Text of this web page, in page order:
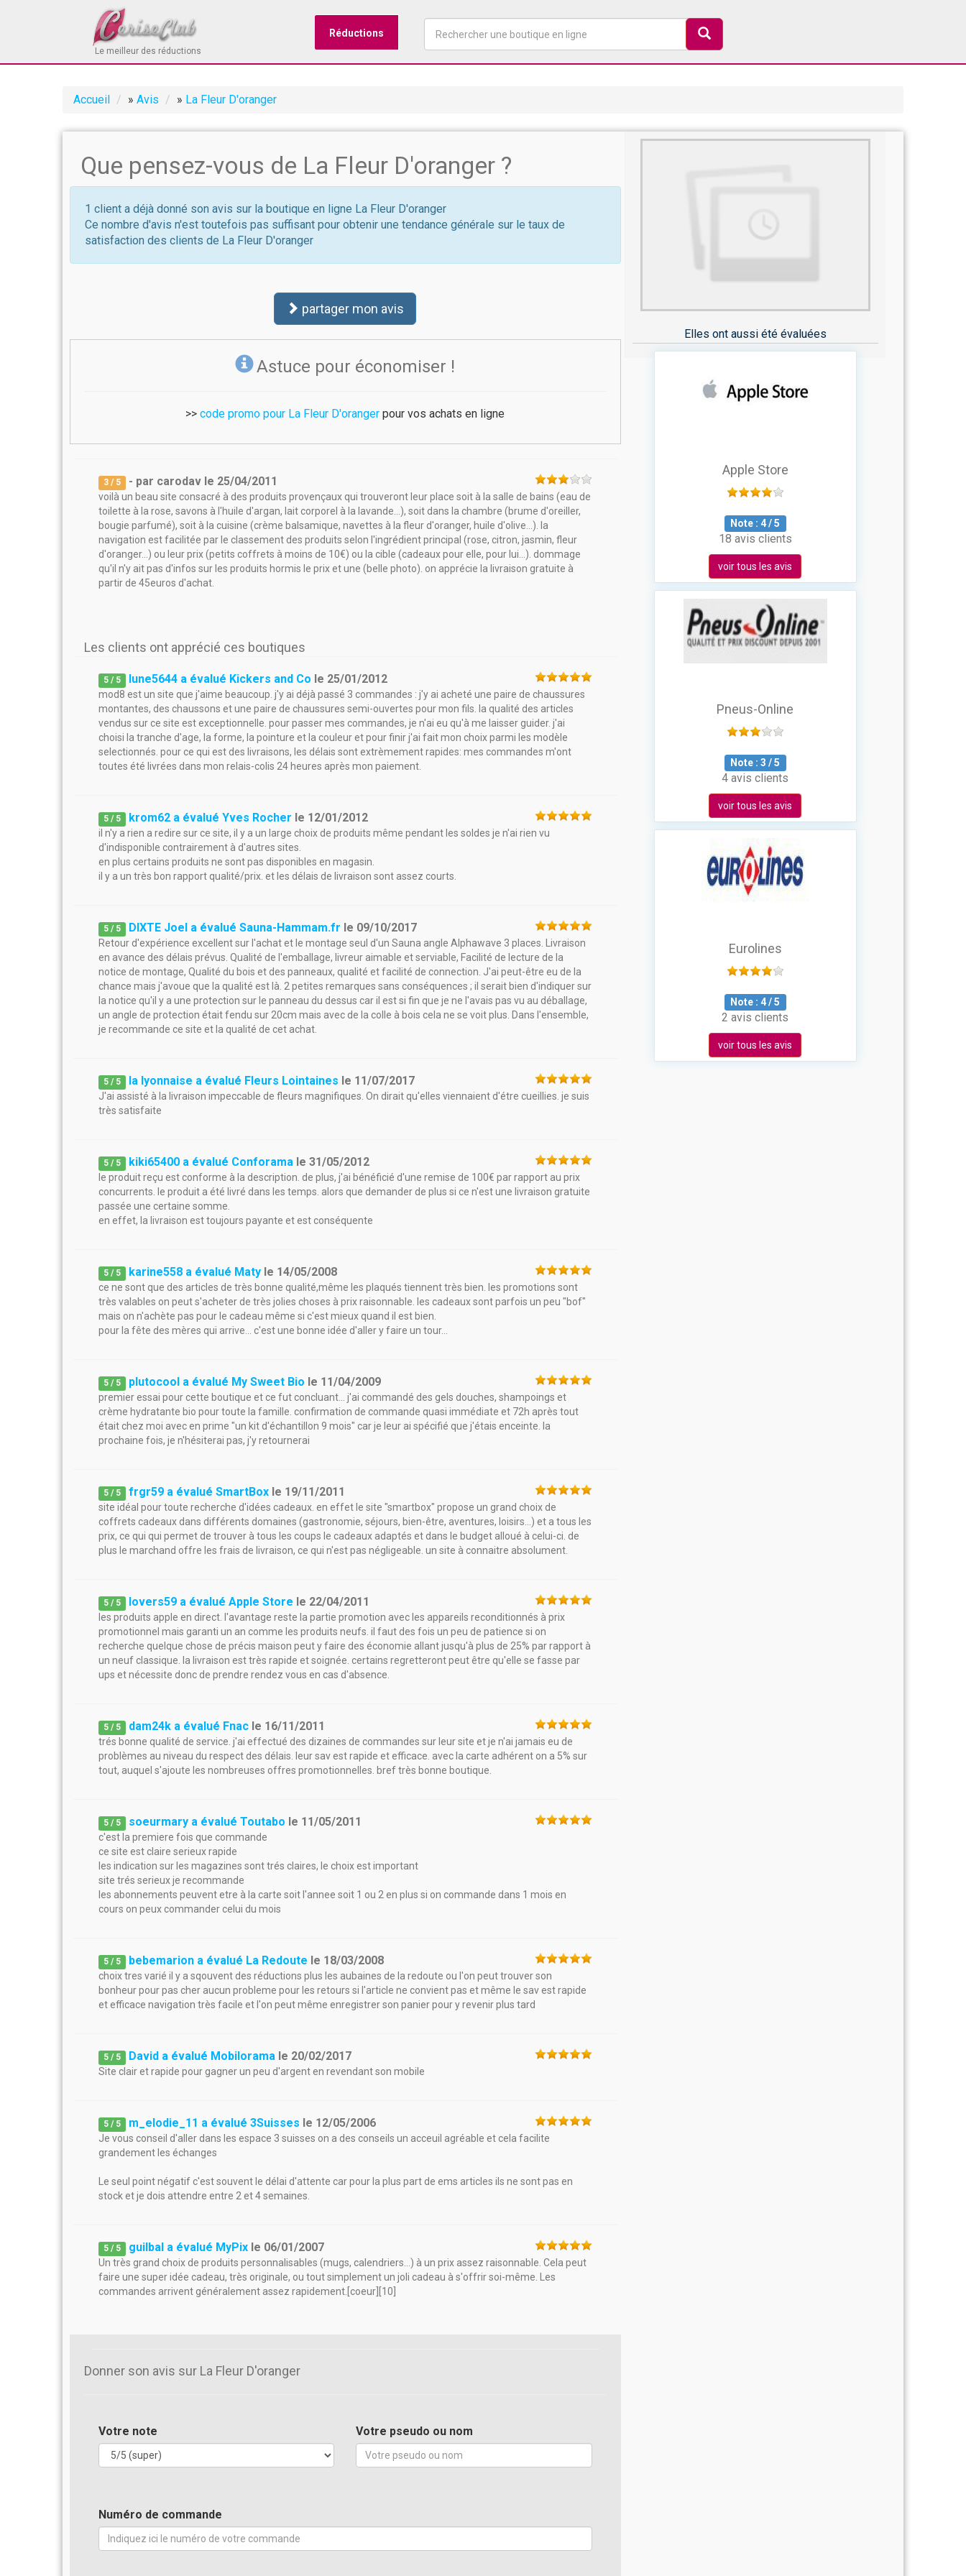
Le meilleur des réductions
Réductions
Accueil » Avis » La Fleur D'oranger
Que pensez-vous de La Fleur D'oranger ?
1 client a déjà donné son avis sur la boutique en ligne La Fleur D'oranger
Ce nombre d'avis n'est toutefois pas suffisant pour obtenir une tendance générale sur le taux de
satisfaction des clients de La Fleur D'oranger
partager mon avis
Astuce pour économiser !
>>code promo pour La Fleur D'oranger pour vos achats en ligne
3 / 5 - par carodav le 25/04/2011
voilà un beau site consacré à des produits provençaux qui trouveront leur place soit à la salle de bains (eau de
toilette à la rose, savons à l'huile d'argan, lait corporel à la lavande...), soit dans la chambre (brume d'oreiller,
bougie parfumé), soit à la cuisine (crème balsamique, navettes à la fleur d'oranger, huile d'olive...). la
navigation est facilitée par le classement des produits selon l'ingrédient principal (rose, citron, jasmin, fleur
d'oranger...) ou leur prix (petits coffrets à moins de 10€) ou la cible (cadeaux pour elle, pour lui...). dommage
qu'il n'y ait pas d'infos sur les produits hormis le prix et une (belle photo). on apprécie la livraison gratuite à
partir de 45euros d'achat.
Les clients ont apprécié ces boutiques
5 / 5 lune5644 a évalué Kickers and Co le 25/01/2012
mod8 est un site que j'aime beaucoup. j'y ai déjà passé 3 commandes : j'y ai acheté une paire de chaussures
montantes, des chaussons et une paire de chaussures semi-ouvertes pour mon fils. la qualité des articles
vendus sur ce site est exceptionnelle. pour passer mes commandes, je n'ai eu qu'à me laisser guider. j'ai
choisi la tranche d'age, la forme, la pointure et la couleur et pour finir j'ai fait mon choix parmi les modèle
selectionnés. pour ce qui est des livraisons, les délais sont extrèmement rapides: mes commandes m'ont
toutes été livrées dans mon relais-colis 24 heures après mon paiement.
5 / 5 krom62 a évalué Yves Rocher le 12/01/2012
il n'y a rien a redire sur ce site, il y a un large choix de produits même pendant les soldes je n'ai rien vu
d'indisponible contrairement à d'autres sites.
en plus certains produits ne sont pas disponibles en magasin.
il y a un très bon rapport qualité/prix. et les délais de livraison sont assez courts.
5 / 5 DIXTE Joel a évalué Sauna-Hammam.fr le 09/10/2017
Retour d'expérience excellent sur l'achat et le montage seul d'un Sauna angle Alphawave 3 places. Livraison
en avance des délais prévus. Qualité de l'emballage, livreur aimable et serviable, Facilité de lecture de la
notice de montage, Qualité du bois et des panneaux, qualité et facilité de connection. J'ai peut-être eu de la
chance mais j'avoue que la qualité est là. 2 petites remarques sans conséquences ; il serait bien d'indiquer sur
la notice qu'il y a une protection sur le panneau du dessus car il est si fin que je ne l'avais pas vu au déballage,
un angle de protection était fendu sur 20cm mais avec de la colle à bois cela ne se voit plus. Dans l'ensemble,
je recommande ce site et la qualité de cet achat.
5 / 5 la lyonnaise a évalué Fleurs Lointaines le 11/07/2017
J'ai assisté à la livraison impeccable de fleurs magnifiques. On dirait qu'elles viennaient d'étre cueillies. je suis
très satisfaite
5 / 5 kiki65400 a évalué Conforama le31/05/2012
le produit reçu est conforme à la description. de plus, j'ai bénéficié d'une remise de 100€ par rapport au prix
concurrents. le produit a été livré dans les temps. alors que demander de plus si ce n'est une livraison gratuite
passée une certaine somme.
en effet, la livraison est toujours payante et est conséquente
5 / 5 karine558 a évalué Maty le 14/05/2008
ce ne sont que des articles de très bonne qualité,même les plaqués tiennent très bien. les promotions sont
très valables on peut s'acheter de très jolies choses à prix raisonnable. les cadeaux sont parfois un peu "bof"
mais on n'achète pas pour le cadeau même si c'est mieux quand il est bien.
pour la fête des mères qui arrive... c'est une bonne idée d'aller y faire un tour...
5 / 5 plutocool a évalué My Sweet Bio le 11/04/2009
premier essai pour cette boutique et ce fut concluant... j'ai commandé des gels douches, shampoings et
crème hydratante bio pour toute la famille. confirmation de commande quasi immédiate et 72h après tout
était chez moi avec en prime "un kit d'échantillon 9 mois" car je leur ai spécifié que j'étais enceinte. la
prochaine fois, je n'hésiterai pas, j'y retournerai
5 / 5 frgr59 a évalué SmartBox le 19/11/2011
site idéal pour toute recherche d'idées cadeaux. en effet le site "smartbox" propose un grand choix de
coffrets cadeaux dans différents domaines (gastronomie, séjours, bien-être, aventures, loisirs...) et a tous les
prix, ce qui qui permet de trouver à tous les coups le cadeaux adaptés et dans le budget alloué à celui-ci. de
plus le marchand offre les frais de livraison, ce qui n'est pas négligeable. un site à connaitre absolument.
5 / 5 lovers59 a évalué Apple Store le 22/04/2011
les produits apple en direct. l'avantage reste la partie promotion avec les appareils reconditionnés à prix
promotionnel mais garanti un an comme les produits neufs. il faut des fois un peu de patience si on
recherche quelque chose de précis maison peut y faire des économie allant jusqu'à plus de 25% par rapport à
un neuf classique. la livraison est très rapide et soignée. certains regretteront peut être qu'elle se fasse par
ups et nécessite donc de prendre rendez vous en cas d'absence.
5 / 5 dam24k a évalué Fnac le 16/11/2011
trés bonne qualité de service. j'ai effectué des dizaines de commandes sur leur site et je n'ai jamais eu de
problèmes au niveau du respect des délais. leur sav est rapide et efficace. avec la carte adhérent on a 5% sur
tout, auquel s'ajoute les nombreuses offres promotionnelles. bref très bonne boutique.
5 / 5 soeurmary a évalué Toutabo le 11/05/2011
c'est la premiere fois que commande
ce site est claire serieux rapide
les indication sur les magazines sont trés claires, le choix est important
site trés serieux je recommande
les abonnements peuvent etre à la carte soit l'annee soit 1 ou 2 en plus si on commande dans 1 mois en
cours on peux commander celui du mois
5 / 5 bebemarion a évalué La Redoute le 18/03/2008
choix tres varié il y a sqouvent des réductions plus les aubaines de la redoute ou l'on peut trouver son
bonheur pour pas cher aucun probleme pour les retours si l'article ne convient pas et même le sav est rapide
et efficace navigation très facile et l'on peut même enregistrer son panier pour y revenir plus tard
5 / 5 David a évalué Mobilorama le 20/02/2017
Site clair et rapide pour gagner un peu d'argent en revendant son mobile
5 / 5 m_elodie_11 a évalué 3Suisses le 12/05/2006
Je vous conseil d'aller dans les espace 3 suisses on a des conseils un acceuil agréable et cela facilite
grandement les échanges
Le seul point négatif c'est souvent le délai d'attente car pour la plus part de ems articles ils ne sont pas en
stock et je dois attendre entre 2 et 4 semaines.
5 / 5 guilbal a évalué MyPix le 06/01/2007
Un très grand choix de produits personnalisables (mugs, calendriers...) à un prix assez raisonnable. Cela peut
faire une super idée cadeau, très originale, ou tout simplement un joli cadeau à s'offrir soi-même. Les
commandes arrivent généralement assez rapidement.[coeur][10]
Donner son avis sur La Fleur D'oranger
Votre note Votre pseudo ou nom
Numéro de commande
Elles ont aussi été évaluées
Apple Store
Note : 4/5
18 avis clients
voir tous les avis
Pneus-Online
Note :3 /5
4 avis clients
voir tous les avis
Eurolines
Note : 4/5
2 avis clients
voir tous les avis